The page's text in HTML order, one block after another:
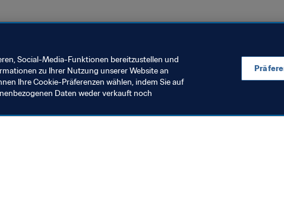
Social-Media-Funktionen bereitzustellen und
zu Ihrer Nutzung unserer Website an
Ihre Cookie-Präferenzen wählen, indem Sie auf
Daten weder verkauft noch